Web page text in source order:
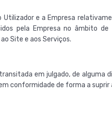
e a Empresa
pela Empresa no âmbito
Site e aos Serviços.
em julgado, de alguma
conformidade de forma a suprir